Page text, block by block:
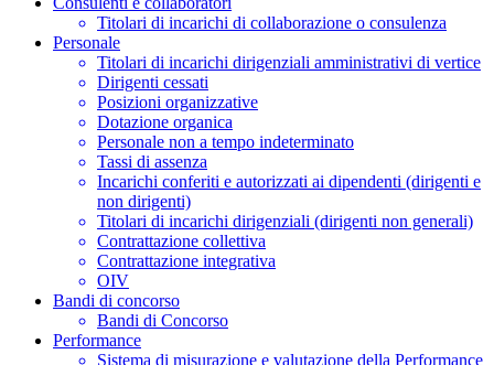
Titolari di incarichi di collaborazione o consulenza
Personale
Titolari di incarichi dirigenziali amministrativi di vertice
Dirigenti cessati
Posizioni organizzative
Dotazione organica
Personale non a tempo indeterminato
Tassi di assenza
Incarichi conferiti e autorizzati ai dipendenti (dirigenti e
non dirigenti)
Titolari di incarichi dirigenziali (dirigenti non generali)
Contrattazione collettiva
Contrattazione integrativa
OIV
Bandi di concorso
Bandi di Concorso
Performance
Sistema di misurazione e valutazione della Performance